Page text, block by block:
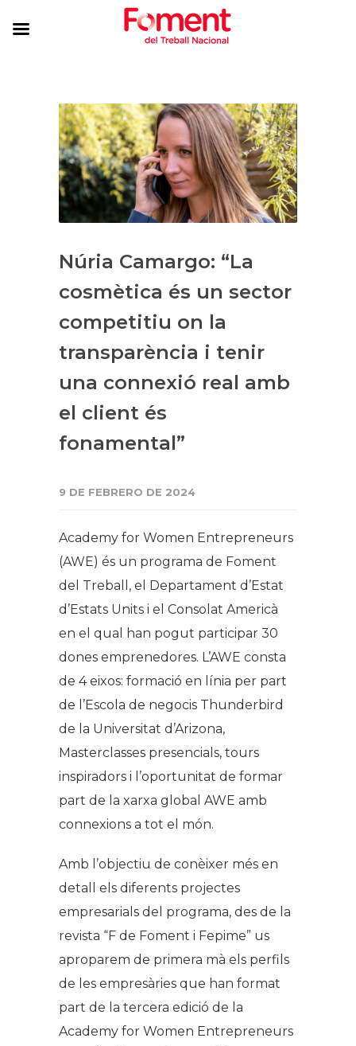
Núria Camargo: “La
cosmètica és un sector
competitiu on la
transparència i tenir
una connexió real amb
el client és
fonamental”
9 DE FEBRERO DE 2024
Academy for Women Entrepreneurs
(AWE) és un programa de Foment
del Treball, el Departament d’Estat
d’Estats Units i el Consolat Americà
en el qual han pogut participar 30
dones emprenedores. L’AWE consta
de 4 eixos: formació en línia per part
de l’Escola de negocis Thunderbird
de la Universitat d’Arizona,
Masterclasses presencials, tours
inspiradors i l’oportunitat de formar
part de la xarxa global AWE amb
connexions a tot el món.
Amb l’objectiu de conèixer més en
detall els diferents projectes
empresarials del programa, des de la
revista “F de Foment i Fepime” us
aproparem de primera mà els perfils
de les empresàries que han format
part de la tercera edició de la
Academy for Women Entrepreneurs